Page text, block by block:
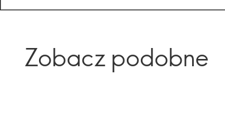
Zobacz podobne